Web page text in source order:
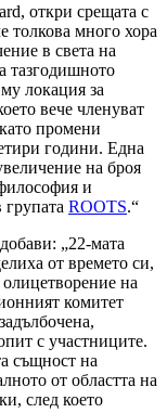
откри срещата с
толкова много хора
в света на
тазгодишното
локация за
вече членуват
промени
години. Една
на броя
и
ROOTS.“
„22-мата
от времето си,
на
комитет
с участниците.
същност на
от областта на
след което